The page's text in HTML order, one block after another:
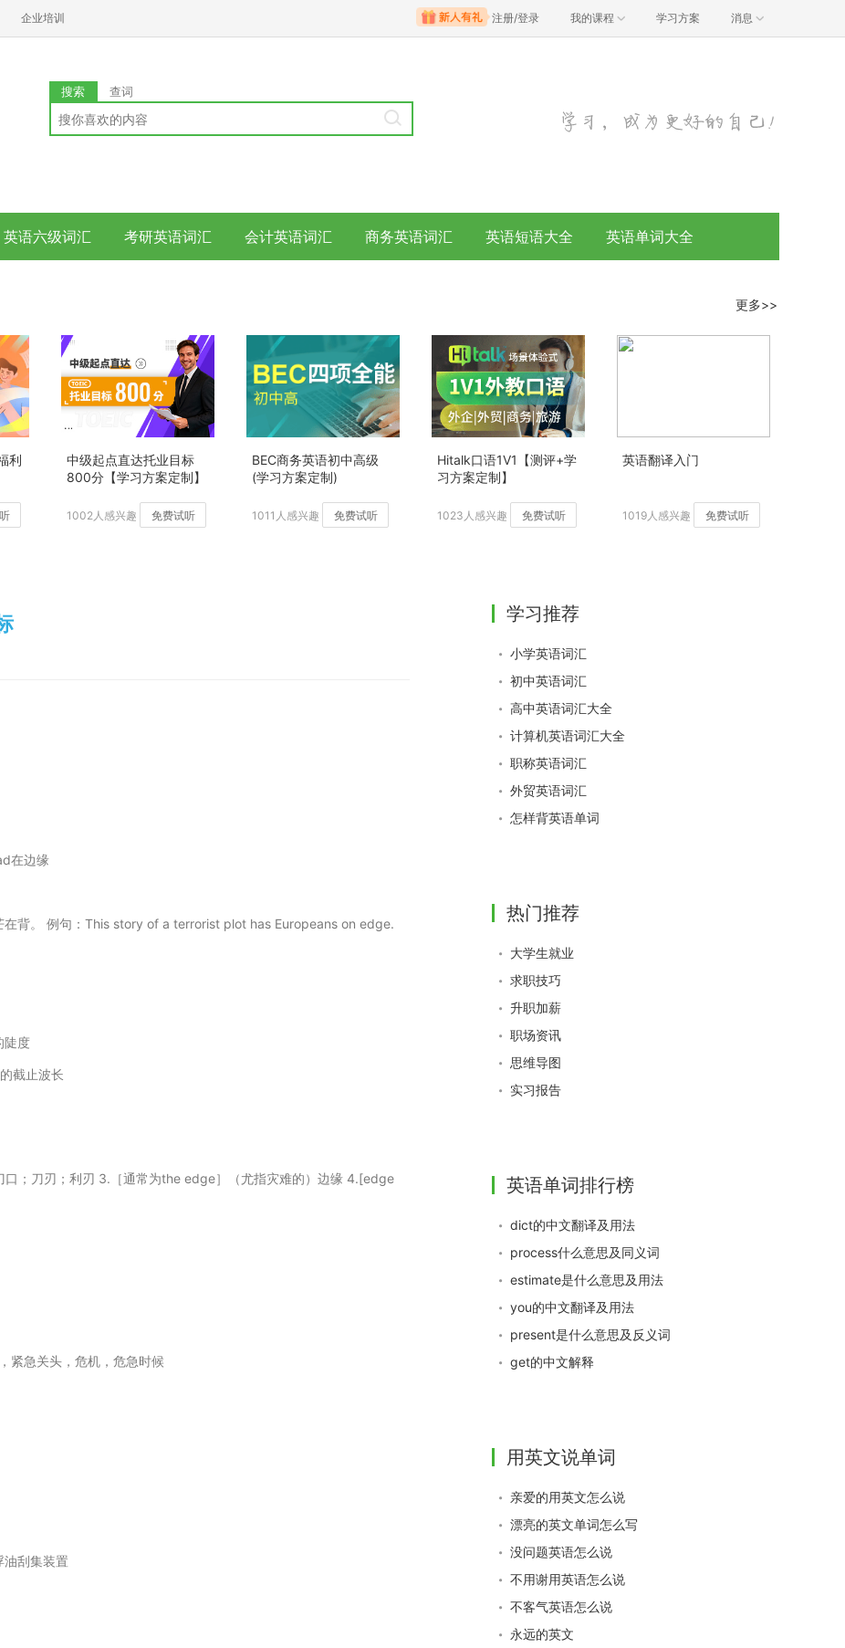
企业培训 注册/登录 我的课程 学习方案 消息
搜索 查词
英语六级词汇 考研英语词汇 会计英语词汇 商务英语词汇 英语短语大全 英语单词大全
更多>>
利
中级起点直达托业目标
800分【学习方案定制】
1002人感兴趣 免费试听
BEC商务英语初中高级
(学习方案定制)
1011人感兴趣 免费试听
Hitalk口语1V1【测评+学
习方案定制】
1023人感兴趣 免费试听
英语翻译入门
1019人感兴趣 免费试听
在边缘
在背。 例句：This story of a terrorist plot has Europeans on edge.
陡度
截止波长
；刀刃；利刃 3.［通常为the edge］（尤指灾难的）边缘 4.[edge
紧急关头，危机，危急时候
油刮集装置
学习推荐
小学英语词汇
初中英语词汇
高中英语词汇大全
计算机英语词汇大全
职称英语词汇
外贸英语词汇
怎样背英语单词
热门推荐
大学生就业
求职技巧
升职加薪
职场资讯
思维导图
实习报告
英语单词排行榜
dict的中文翻译及用法
process什么意思及同义词
estimate是什么意思及用法
you的中文翻译及用法
present是什么意思及反义词
get的中文解释
用英文说单词
亲爱的用英文怎么说
漂亮的英文单词怎么写
没问题英语怎么说
不用谢用英语怎么说
不客气英语怎么说
永远的英文